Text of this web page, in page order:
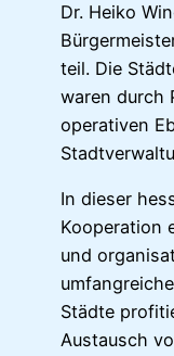
Dr. Heiko
teil. Die
waren durch
operativen
In dieser
Kooperation
und
Städte
Austausch